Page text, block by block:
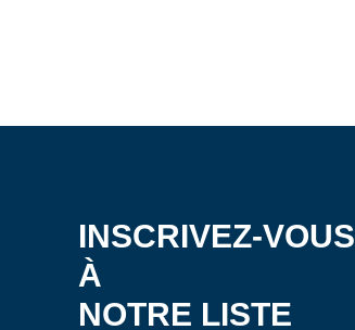
INSCRIVEZ-VOUS
À
NOTRE LISTE